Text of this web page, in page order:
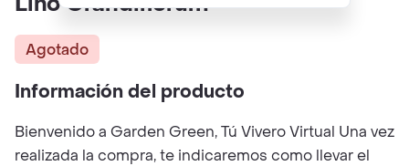
Agotado
Información del producto
Bienvenido a Garden Green, Tú Vivero Virtual Una vez
realizada la compra, te indicaremos como llevar el